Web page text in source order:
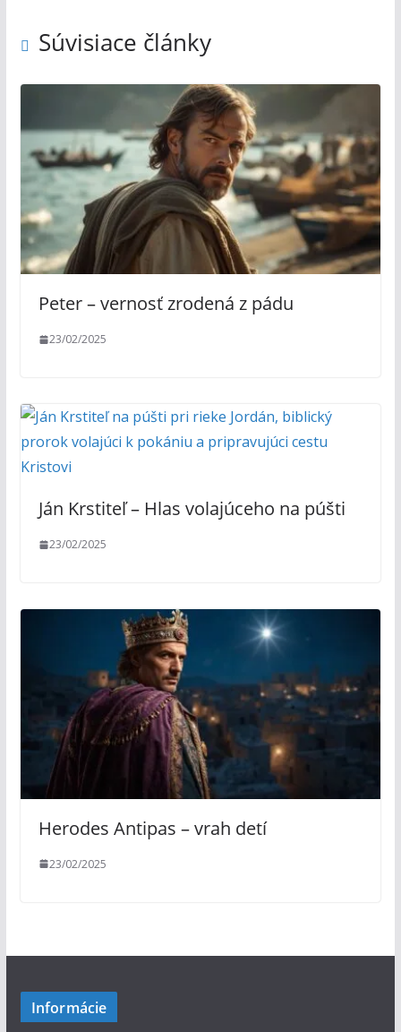
Súvisiace články
Peter – vernosť zrodená z pádu
23/02/2025
Ján Krstiteľ – Hlas volajúceho na púšti
23/02/2025
Herodes Antipas – vrah detí
23/02/2025
Informácie